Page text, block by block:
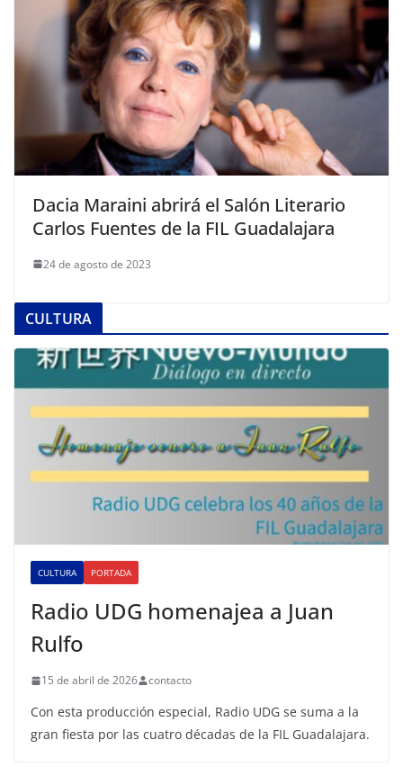
Dacia Maraini abrirá el Salón Literario
Carlos Fuentes de la FIL Guadalajara
24 de agosto de 2023
CULTURA
CULTURA PORTADA
Radio UDG homenajea a Juan
Rulfo
15 de abril de 2026 contacto
Con esta producción especial, Radio UDG se suma a la
gran fiesta por las cuatro décadas de la FIL Guadalajara.